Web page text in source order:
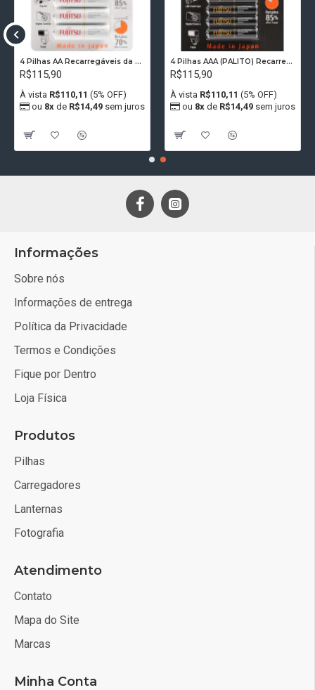
4 Pilhas AA Recarregáveis da Fujitsu Standard 2100 Recargas, 2000 mAh
R$115,90
À vista R$110,11 (5% OFF)
ou 8x de R$14,49 sem juros
4 Pilhas AAA (PALITO) Recarregáveis FUJITSU PREMIUM 500 Recargas, 950 mAh
R$115,90
À vista R$110,11 (5% OFF)
ou 8x de R$14,49 sem juros
Informações
Sobre nós
Informações de entrega
Política da Privacidade
Termos e Condições
Fique por Dentro
Loja Física
Produtos
Pilhas
Carregadores
Lanternas
Fotografia
Atendimento
Contato
Mapa do Site
Marcas
Minha Conta